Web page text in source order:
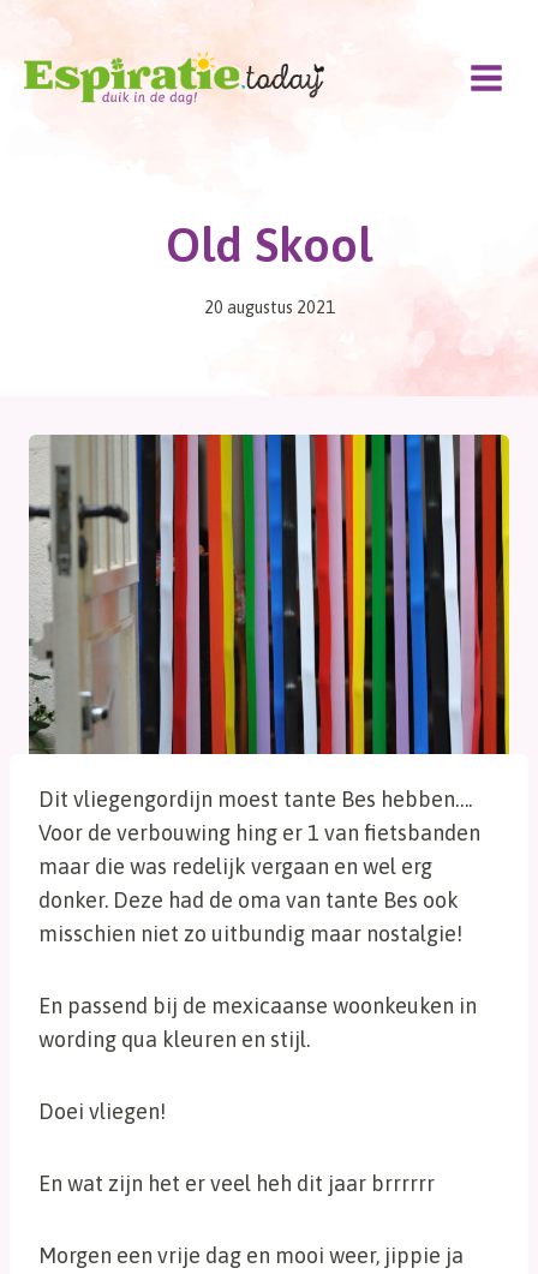
Doorgaan
inhoud
Old Skool
20 augustus 2021
Dit vliegengordijn moest tante Bes hebben….
Voor de verbouwing hing er 1 van fietsbanden
maar die was redelijk vergaan en wel erg
donker. Deze had de oma van tante Bes ook
misschien niet zo uitbundig maar nostalgie!
En passend bij de mexicaanse woonkeuken in
wording qua kleuren en stijl.
Doei vliegen!
En wat zijn het er veel heh dit jaar brrrrrr
Morgen een vrije dag en mooi weer, jippie ja